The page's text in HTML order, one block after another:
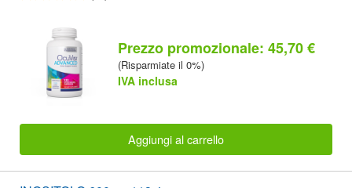
Prezzo promozionale: 45,70 €
(Risparmiate il 0%)
IVA inclusa
Aggiungi al carrello